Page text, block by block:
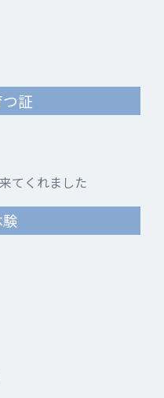
証
てくれました